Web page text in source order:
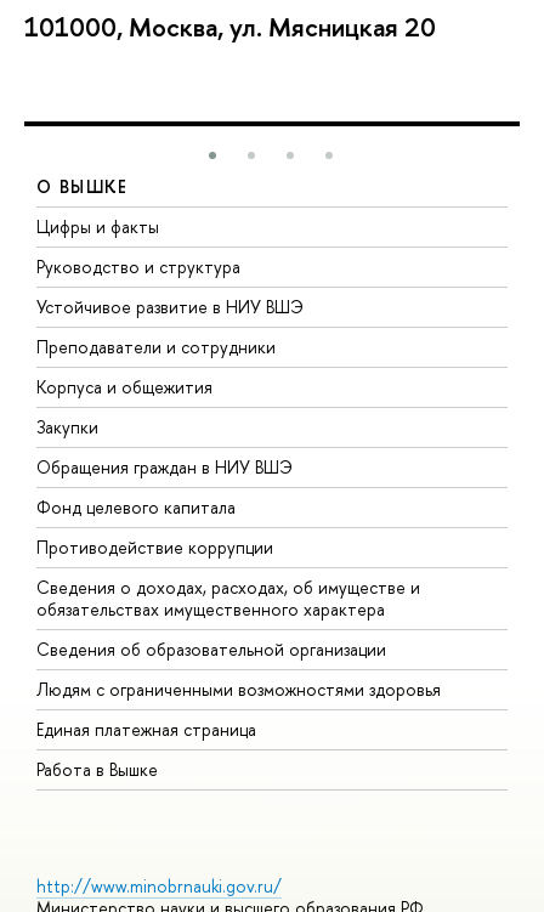
101000, Москва, ул. Мясницкая 20
О ВЫШКЕ
Цифры и факты
Руководство и структура
Устойчивое развитие в НИУ ВШЭ
Преподаватели и сотрудники
Корпуса и общежития
Закупки
Обращения граждан в НИУ ВШЭ
Фонд целевого капитала
Противодействие коррупции
Сведения о доходах, расходах, об имуществе и
обязательствах имущественного характера
Сведения об образовательной организации
Людям с ограниченными возможностями здоровья
Единая платежная страница
Работа в Вышке
http://www.minobrnauki.gov.ru/